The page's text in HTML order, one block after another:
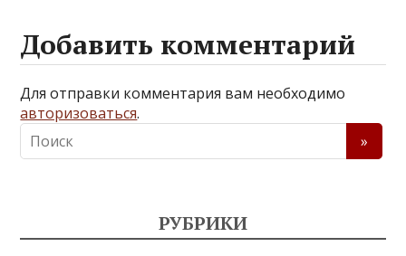
Добавить комментарий
Для отправки комментария вам необходимо
авторизоваться.
РУБРИКИ